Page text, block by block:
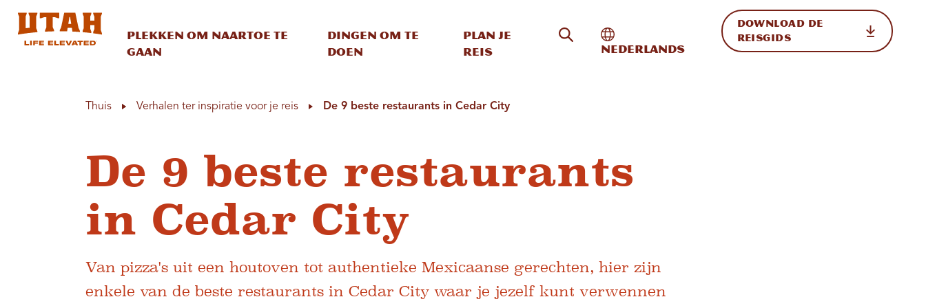
Plekken om naartoe te
gaan
Dingen om te
doen
Plan je
reis
Zoeken op de site
Internationale weergave in-/uitschakelen
Nederlands
DOWNLOAD DE
REISGIDS
Thuis Verhalen ter inspiratie voor je reis De 9 beste restaurants in Cedar City
De 9 beste restaurants
in Cedar City
Van pizza's uit een houtoven tot authentieke Mexicaanse gerechten, hier zijn
enkele van de beste restaurants in Cedar City waar je jezelf kunt verwennen